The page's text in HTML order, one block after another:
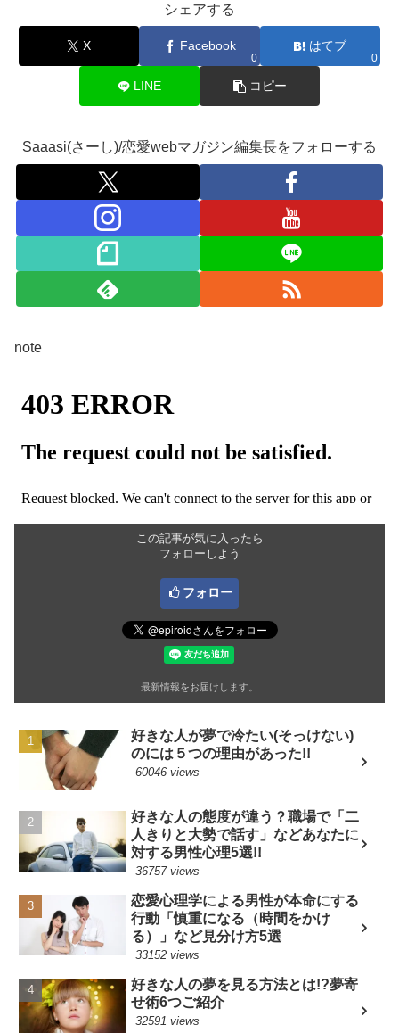
シェアする
X Facebook
0
はてブ
0
LINE コピー
Saaasi(さーし)/恋愛webマガジン編集長をフォローする
note
この記事が気に入ったら
フォローしよう
フォロー
最新情報をお届けします。
好きな人が夢で冷たい(そっけない)
のには５つの理由があった!!
60046 views
好きな人の態度が違う？職場で「二
人きりと大勢で話す」などあなたに
対する男性心理5選!!
36757 views
恋愛心理学による男性が本命にする
行動「慎重になる（時間をかけ
る）」など見分け方5選
33152 views
好きな人の夢を見る方法とは!?夢寄
せ術6つご紹介
32591 views